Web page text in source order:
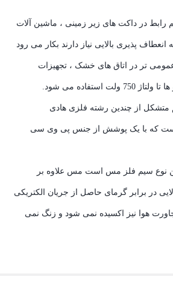
رابط در داکت های زیر زمینی ، ماشین آلات
پذیری بالایی نیاز دارند بکار می رود
تر در اتاق های خشک ، تجهیزات
استفاده می شود.
از چندین رشته فلزی هادی
است که با یک پوشش از جنس پی وی سی
نوع سیم فلز مس است مس علاوه بر
در برابر گرمای حاصل از جریان الکتریکی
هوا نیز اکسیده نمی شود و زنگ نمی